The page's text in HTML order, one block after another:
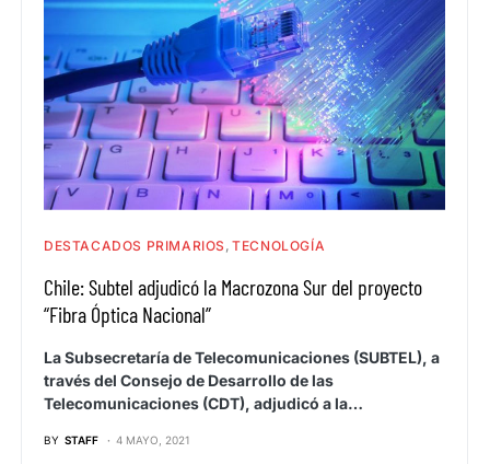
DESTACADOS PRIMARIOS TECNOLOGÍA
Chile: Subtel adjudicó la Macrozona Sur del proyecto
“Fibra Óptica Nacional”
La Subsecretaría de Telecomunicaciones (SUBTEL), a
través del Consejo de Desarrollo de las
Telecomunicaciones (CDT), adjudicó a la…
BY STAFF 4 MAYO, 2021